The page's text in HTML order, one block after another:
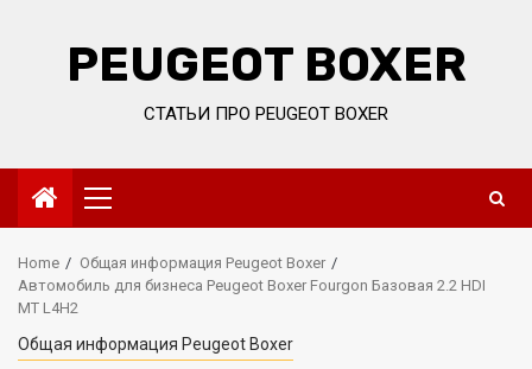
PEUGEOT BOXER
СТАТЬИ ПРО PEUGEOT BOXER
Primary
Menu
Home
Общая информация Peugeot Boxer
Автомобиль для бизнеса Peugeot Boxer Fourgon Базовая 2.2 HDI
MT L4H2
Общая информация Peugeot Boxer